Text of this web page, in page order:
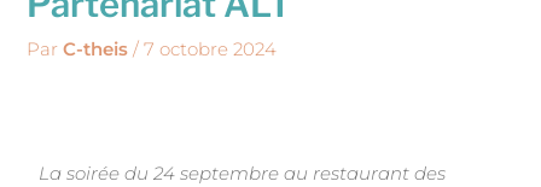
ParC-theis/7 octobre 2024
La soirée du 24 septembre au restaurant des